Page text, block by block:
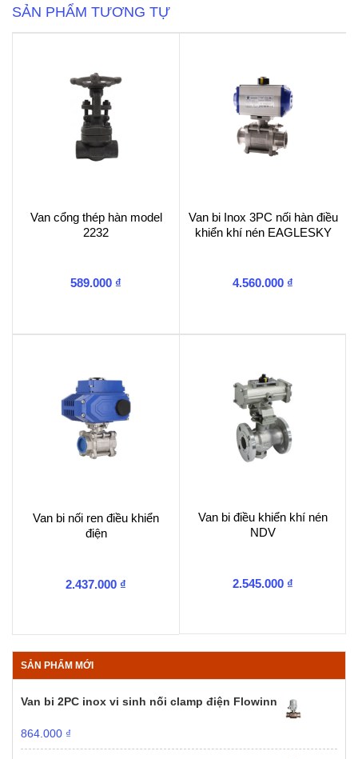
Đồng
Mạ
SẢN PHẨM TƯƠNG TỰ
Van cổng thép hàn model
2232
589.000 ₫
Van bi Inox 3PC nối hàn điều
khiển khí nén EAGLESKY
4.560.000 ₫
Van bi nối ren điều khiển
điện
2.437.000 ₫
Van bi điều khiển khí nén
NDV
2.545.000 ₫
SẢN PHẨM MỚI
Van bi 2PC inox vi sinh nối clamp điện Flowinn
864.000 ₫